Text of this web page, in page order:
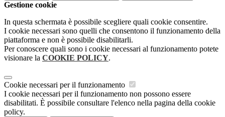
Gestione cookie
In questa schermata è possibile scegliere quali cookie consentire.
I cookie necessari sono quelli che consentono il funzionamento della
piattaforma e non è possibile disabilitarli.
Per conoscere quali sono i cookie necessari al funzionamento potete
visionare la COOKIE POLICY.
Cookie necessari per il funzionamento
I cookie necessari per il funzionamento non possono essere
disabilitati. È possibile consultare l'elenco nella pagina della cookie
policy.